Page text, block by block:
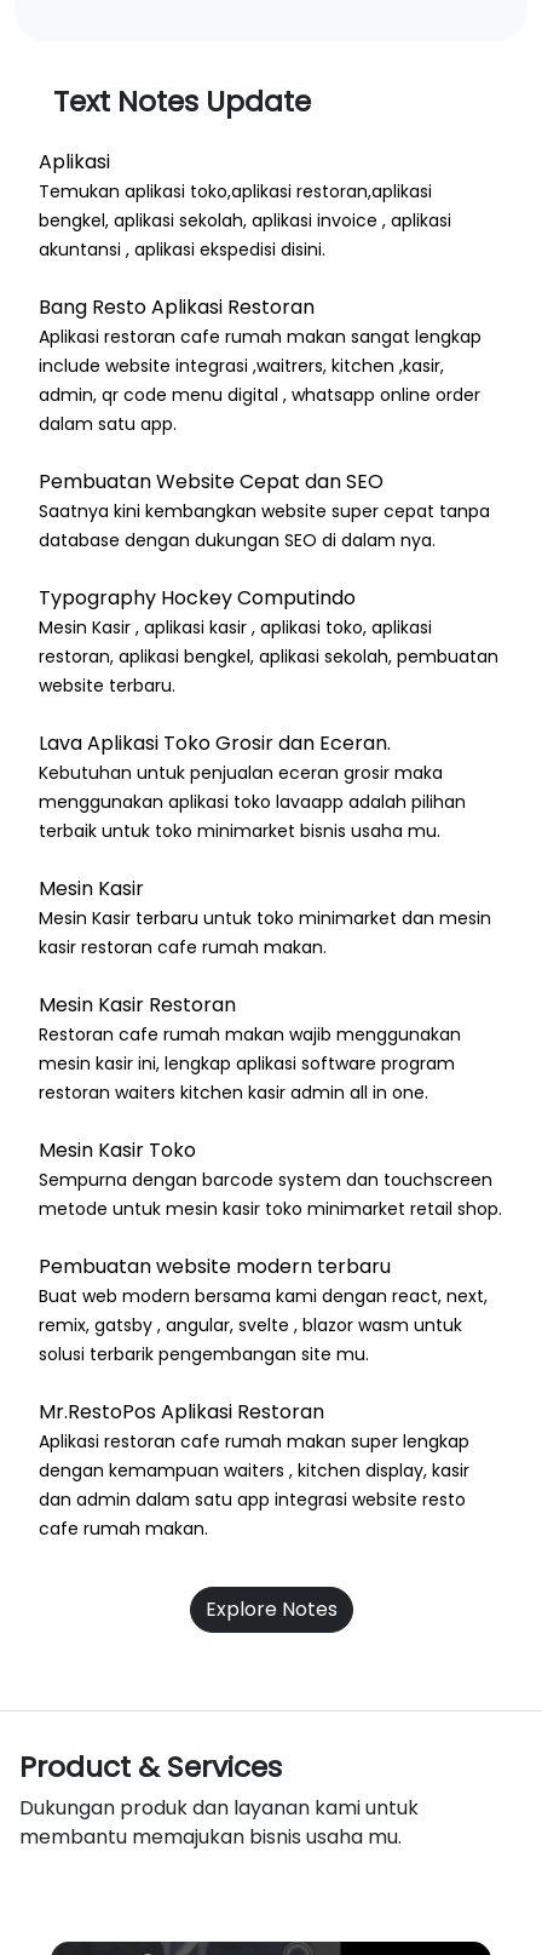
Text Notes Update
Aplikasi
Temukan aplikasi toko,aplikasi restoran,aplikasi
bengkel, aplikasi sekolah, aplikasi invoice , aplikasi
akuntansi , aplikasi ekspedisi disini.
Bang Resto Aplikasi Restoran
Aplikasi restoran cafe rumah makan sangat lengkap
include website integrasi ,waitrers, kitchen ,kasir,
admin, qr code menu digital , whatsapp online order
dalam satu app.
Pembuatan Website Cepat dan SEO
Saatnya kini kembangkan website super cepat tanpa
database dengan dukungan SEO di dalam nya.
Typography Hockey Computindo
Mesin Kasir , aplikasi kasir , aplikasi toko, aplikasi
restoran, aplikasi bengkel, aplikasi sekolah, pembuatan
website terbaru.
Lava Aplikasi Toko Grosir dan Eceran.
Kebutuhan untuk penjualan eceran grosir maka
menggunakan aplikasi toko lavaapp adalah pilihan
terbaik untuk toko minimarket bisnis usaha mu.
Mesin Kasir
Mesin Kasir terbaru untuk toko minimarket dan mesin
kasir restoran cafe rumah makan.
Mesin Kasir Restoran
Restoran cafe rumah makan wajib menggunakan
mesin kasir ini, lengkap aplikasi software program
restoran waiters kitchen kasir admin all in one.
Mesin Kasir Toko
Sempurna dengan barcode system dan touchscreen
metode untuk mesin kasir toko minimarket retail shop.
Pembuatan website modern terbaru
Buat web modern bersama kami dengan react, next,
remix, gatsby , angular, svelte , blazor wasm untuk
solusi terbarik pengembangan site mu.
Mr.RestoPos Aplikasi Restoran
Aplikasi restoran cafe rumah makan super lengkap
dengan kemampuan waiters , kitchen display, kasir
dan admin dalam satu app integrasi website resto
cafe rumah makan.
Explore Notes
Product & Services
Dukungan produk dan layanan kami untuk
membantu memajukan bisnis usaha mu.